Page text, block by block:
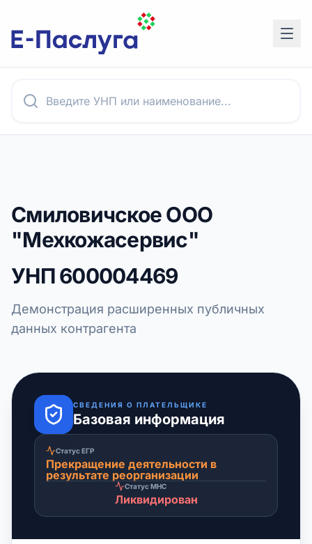
Смиловичское ООО
"Мехкожасервис"
УНП600004469
Демонстрация расширенных публичных
данных контрагента
СВЕДЕНИЯ О ПЛАТЕЛЬЩИКЕ
Базовая информация
Статус ЕГР
Прекращение деятельности в
результате реорганизации
Статус МНС
Ликвидирован